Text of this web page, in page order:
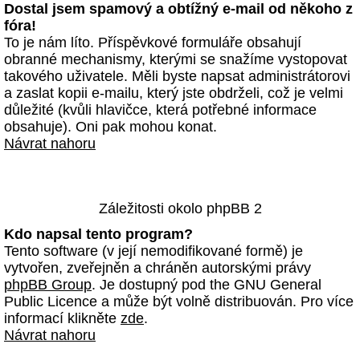
Dostal jsem spamový a obtížný e-mail od někoho z
fóra!
To je nám líto. Příspěvkové formuláře obsahují
obranné mechanismy, kterými se snažíme vystopovat
takového uživatele. Měli byste napsat administrátorovi
a zaslat kopii e-mailu, který jste obdrželi, což je velmi
důležité (kvůli hlavičce, která potřebné informace
obsahuje). Oni pak mohou konat.
Návrat nahoru
Záležitosti okolo phpBB 2
Kdo napsal tento program?
Tento software (v její nemodifikované formě) je
vytvořen, zveřejněn a chráněn autorskými právy
phpBB Group. Je dostupný pod the GNU General
Public Licence a může být volně distribuován. Pro více
informací klikněte zde.
Návrat nahoru